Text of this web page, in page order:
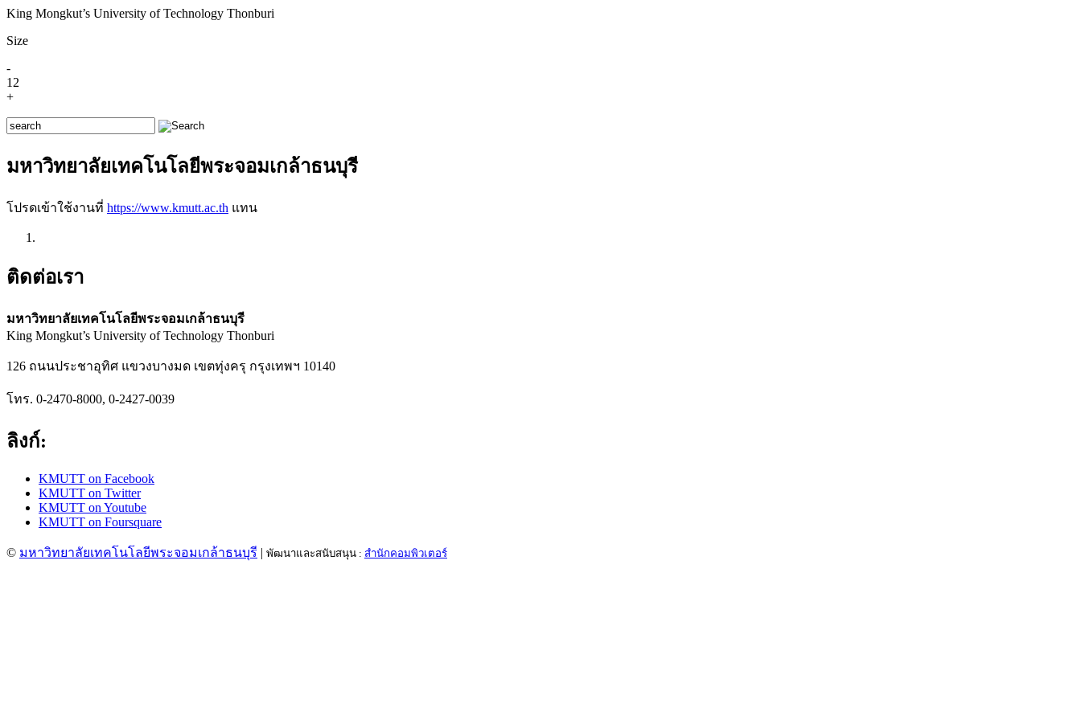
King Mongkut’s University of Technology Thonburi
Size
-
12
+
มหาวิทยาลัยเทคโนโลยีพระจอมเกล้าธนบุรี
โปรดเข้าใช้งานที่ https://www.kmutt.ac.th แทน
ติดต่อเรา
มหาวิทยาลัยเทคโนโลยีพระจอมเกล้าธนบุรี
King Mongkut’s University of Technology Thonburi
126 ถนนประชาอุทิศ แขวงบางมด เขตทุ่งครุ กรุงเทพฯ 10140
โทร. 0-2470-8000, 0-2427-0039
ลิงก์:
KMUTT on Facebook
KMUTT on Twitter
KMUTT on Youtube
KMUTT on Foursquare
© มหาวิทยาลัยเทคโนโลยีพระจอมเกล้าธนบุรี | พัฒนาและสนับสนุน : สำนักคอมพิวเตอร์